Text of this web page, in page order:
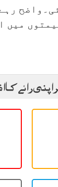
میں
رائے کا